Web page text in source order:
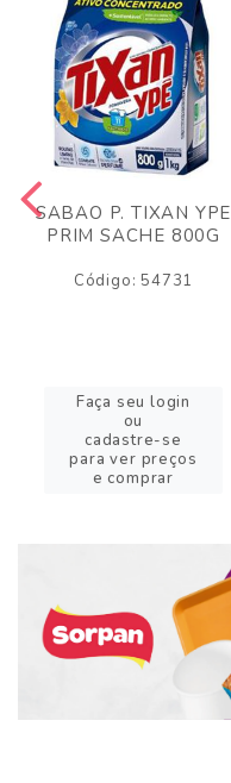
SABAO P. TIXAN YPE
PRIM SACHE 800G
Código: 54731
Faça seu login
ou
cadastre-se
para ver preços
e comprar